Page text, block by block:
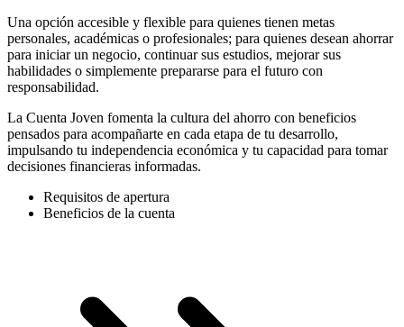
Una opción accesible y flexible para quienes tienen metas
personales, académicas o profesionales; para quienes desean ahorrar
para iniciar un negocio, continuar sus estudios, mejorar sus
habilidades o simplemente prepararse para el futuro con
responsabilidad.
La Cuenta Joven fomenta la cultura del ahorro con beneficios
pensados para acompañarte en cada etapa de tu desarrollo,
impulsando tu independencia económica y tu capacidad para tomar
decisiones financieras informadas.
Requisitos de apertura
Beneficios de la cuenta